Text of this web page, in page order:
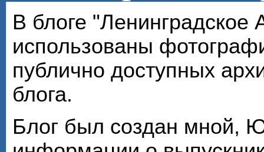
В блоге "Ленинградское
использованы
публично доступных
блога.
Блог был создан мной,